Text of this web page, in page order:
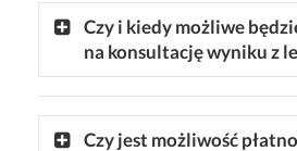
Czy i kiedy możliwe
na konsultację wyniku z
Czy jest możliwość